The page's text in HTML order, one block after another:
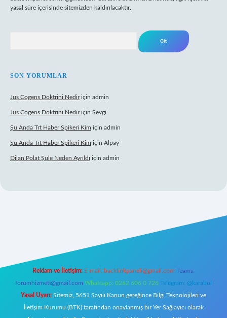
yasal süre içerisinde sitemizden kaldırılacaktır.
SON YORUMLAR
Jus Cogens Doktrini Nediriçin admin
Jus Cogens Doktrini Nediriçin Sevgi
Şu Anda Trt Haber Spikeri Kim için admin
Şu Anda Trt Haber Spikeri Kim için Alpay
Dilan Polat Şule Neden Ayrıldı için admin
Reklam ve İletişim: E-mail: backlinkpaneli@gmail.com Teams:
forumhizmeti@gmail.com Whatsapp: 0262 606 0 726 Telegram: @karabul
Yasal Uyarı: Sitemiz, 5651 Sayılı Kanun gereğince Bilgi Teknolojileri ve
İletişim Kurumu (BTK) tarafından onaylanmış bir Yer Sağlayıcı olarak